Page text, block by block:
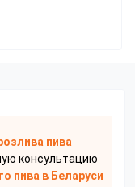
пива
консультацию
пива в Беларуси